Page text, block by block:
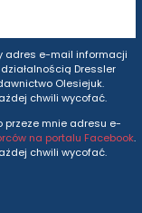
adres e-mail informacji
Dressler
Olesiejuk.
chwili wycofać.
przeze mnie adresu e-
na portalu Facebook.
chwili wycofać.